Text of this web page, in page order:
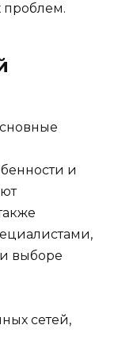
проблем.
и
выборе
сетей,